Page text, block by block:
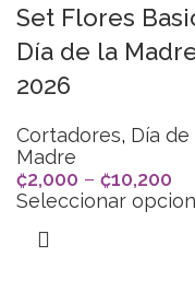
Set Flores
Día de la
2026
Cortadores, Día de
Madre
₡2,000 – ₡10,200
Seleccionar